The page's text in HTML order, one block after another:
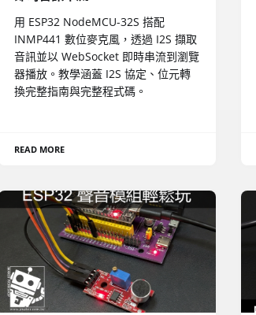
用 ESP32 NodeMCU-32S 搭配
INMP441 數位麥克風，透過 I2S 擷取
音訊並以 WebSocket 即時串流到瀏覽
器播放。教學涵蓋 I2S 協定、位元轉
換完整指南與完整程式碼。
READ MORE